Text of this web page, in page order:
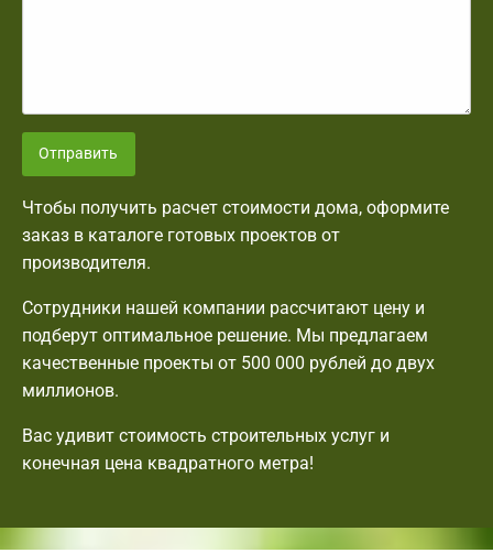
Отправить
Чтобы получить расчет стоимости дома, оформите
заказ в каталоге готовых проектов от
производителя.
Сотрудники нашей компании рассчитают цену и
подберут оптимальное решение. Мы предлагаем
качественные проекты от 500 000 рублей до двух
миллионов.
Вас удивит стоимость строительных услуг и
конечная цена квадратного метра!